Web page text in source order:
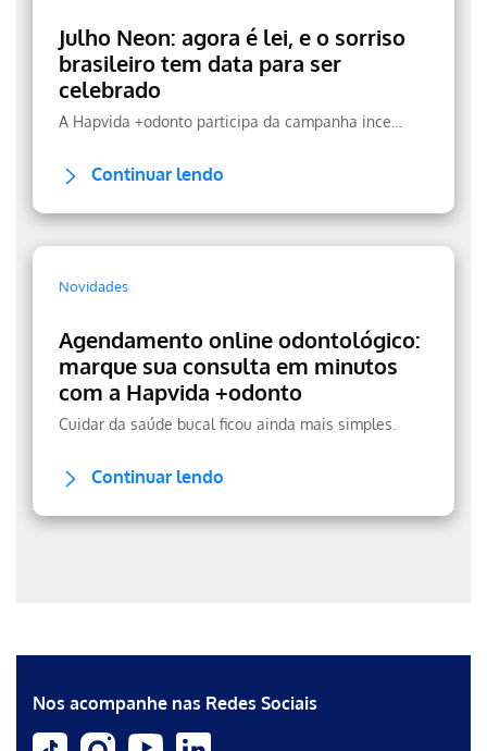
Julho Neon: agora é lei, e o sorriso
brasileiro tem data para ser
celebrado
Continuar lendo
Novidades
Agendamento online odontológico:
marque sua consulta em minutos
com a Hapvida +odonto
Cuidar da saúde bucal ficou ainda mais simples.
Continuar lendo
Nos acompanhe nas Redes Sociais